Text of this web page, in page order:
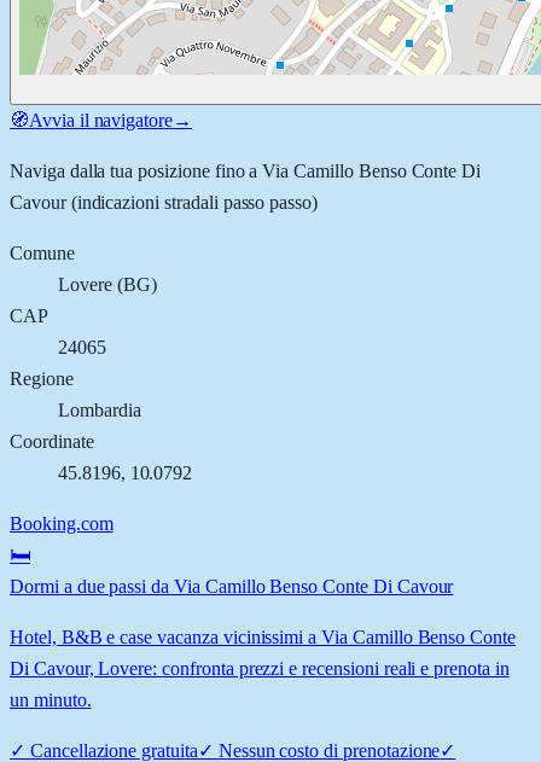
🧭Avvia il navigatore→
Naviga dalla tua posizione fino aVia Camillo Benso Conte Di
Cavour(indicazioni stradali passo passo)
Comune
Lovere(BG)
CAP
24065
Regione
Lombardia
Coordinate
45.8196, 10.0792
Booking.com
🛏️
Dormi a due passi da Via Camillo Benso Conte Di Cavour
Hotel, B&B e case vacanza vicinissimi a Via Camillo Benso Conte
Di Cavour, Lovere: confronta prezzi e recensioni reali e prenota in
un minuto.
✓ Cancellazione gratuita✓ Nessun costo di prenotazione✓